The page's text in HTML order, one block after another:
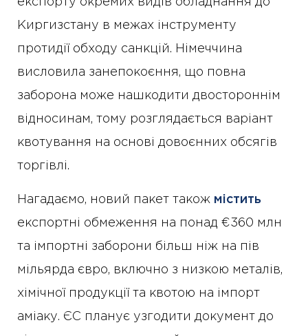
експорту окремих видів обладнання до
Киргизстану в межах інструменту
протидії обходу санкцій. Німеччина
висловила занепокоєння, що повна
заборона може нашкодити двостороннім
відносинам, тому розглядається варіант
квотування на основі довоєнних обсягів
торгівлі.
Нагадаємо, новий пакет також містить
експортні обмеження на понад €360 млн
та імпортні заборони більш ніж на пів
мільярда євро, включно з низкою металів,
хімічної продукції та квотою на імпорт
аміаку. ЄС планує узгодити документ до